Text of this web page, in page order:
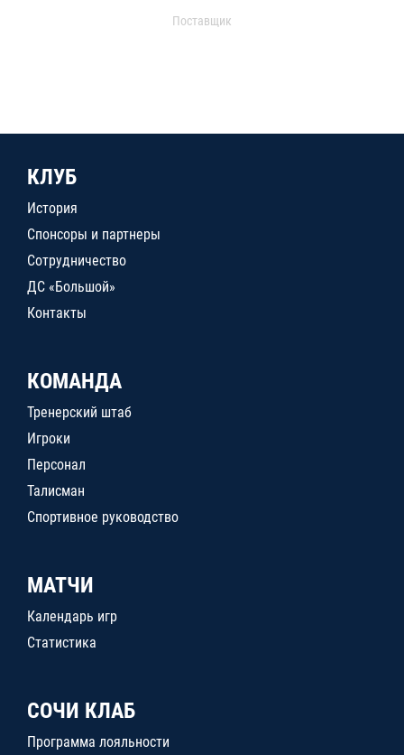
Поставщик
КЛУБ
История
Спонсоры и партнеры
Сотрудничество
ДС «Большой»
Контакты
КОМАНДА
Тренерский штаб
Игроки
Персонал
Талисман
Спортивное руководство
МАТЧИ
Календарь игр
Статистика
СОЧИ КЛАБ
Программа лояльности